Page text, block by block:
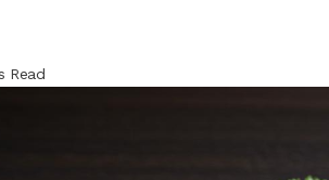
Read